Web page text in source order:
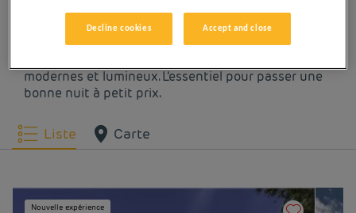
Laissez-vous tenter par nos hôtels Première Classe
à Toulon. Dès votre arrivée, vous découvrirez
l’expérience Première Classe : des hôtels
modernes et lumineux. L’essentiel pour passer une
bonne nuit à petit prix.
Liste Carte
Nouvelle expérience
Decline cookies Accept and close